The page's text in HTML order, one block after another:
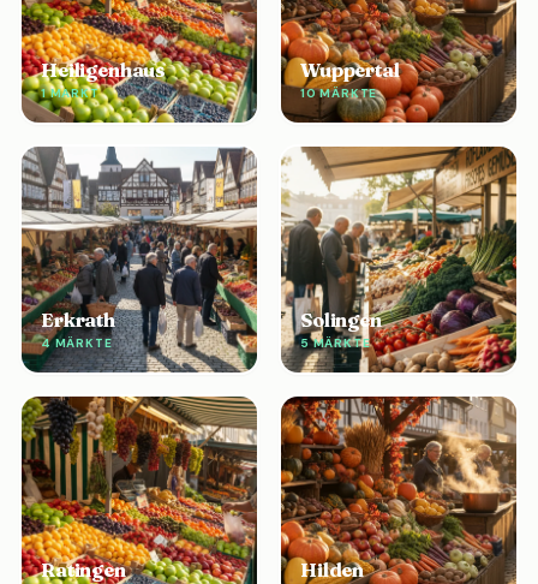
Heiligenhaus
1 MARKT
Wuppertal
10 MÄRKTE
Erkrath
4 MÄRKTE
Solingen
5 MÄRKTE
Ratingen Hilden